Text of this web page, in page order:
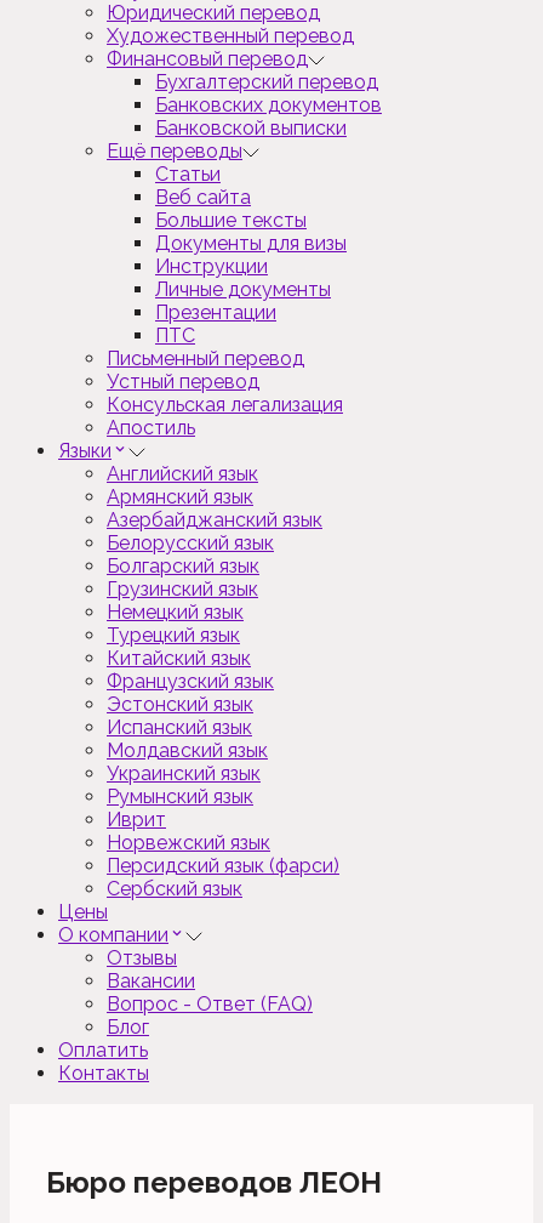
Юридический перевод
Художественный перевод
Финансовый перевод
Бухгалтерский перевод
Банковских документов
Банковской выписки
Ещё переводы
Статьи
Веб сайта
Большие тексты
Документы для визы
Инструкции
Личные документы
Презентации
ПТС
Письменный перевод
Устный перевод
Консульская легализация
Апостиль
Языки
Английский язык
Армянский язык
Азербайджанский язык
Белорусский язык
Болгарский язык
Грузинский язык
Немецкий язык
Турецкий язык
Китайский язык
Французский язык
Эстонский язык
Испанский язык
Молдавский язык
Украинский язык
Румынский язык
Иврит
Норвежский язык
Персидский язык (фарси)
Сербский язык
Цены
О компании
Отзывы
Вакансии
Вопрос - Ответ (FAQ)
Блог
Оплатить
Контакты
Бюро переводов ЛЕОН